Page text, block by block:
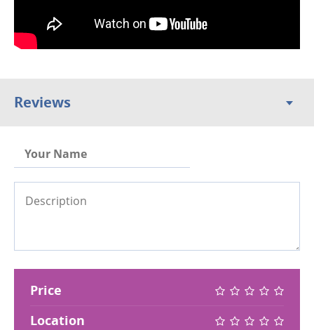
Reviews
Price
Location